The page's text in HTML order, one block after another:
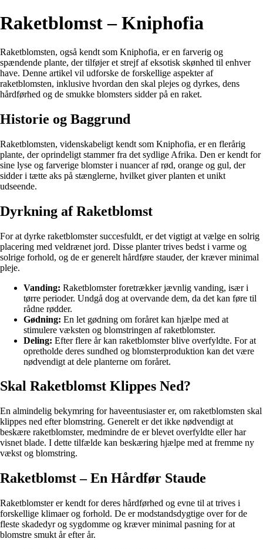
Raketblomst – Kniphofia
Raketblomsten, også kendt som Kniphofia, er en farverig og
spændende plante, der tilføjer et strejf af eksotisk skønhed til enhver
have. Denne artikel vil udforske de forskellige aspekter af
raketblomsten, inklusive hvordan den skal plejes og dyrkes, dens
hårdførhed og de smukke blomsters sidder på en raket.
Historie og Baggrund
Raketblomsten, videnskabeligt kendt som Kniphofia, er en flerårig
plante, der oprindeligt stammer fra det sydlige Afrika. Den er kendt for
sine lyse og farverige blomster i nuancer af rød, orange og gul, der
sidder i tætte aks på stænglerne, hvilket giver planten et unikt
udseende.
Dyrkning af Raketblomst
For at dyrke raketblomster succesfuldt, er det vigtigt at vælge en solrig
placering med veldrænet jord. Disse planter trives bedst i varme og
solrige forhold, og de er generelt hårdføre stauder, der kræver minimal
pleje.
Vanding: Raketblomster foretrækker jævnlig vanding, især i
tørre perioder. Undgå dog at overvande dem, da det kan føre til
rådne rødder.
Gødning: En let gødning om foråret kan hjælpe med at
stimulere væksten og blomstringen af raketblomster.
Deling: Efter flere år kan raketblomster blive overfyldte. For at
opretholde deres sundhed og blomsterproduktion kan det være
nødvendigt at dele planterne om foråret.
Skal Raketblomst Klippes Ned?
En almindelig bekymring for haveentusiaster er, om raketblomsten skal
klippes ned efter blomstring. Generelt er det ikke nødvendigt at
beskære raketblomster, medmindre de er blevet overfyldte eller har
visnet blade. I dette tilfælde kan beskæring hjælpe med at fremme ny
vækst og blomstring.
Raketblomst – En Hårdfør Staude
Raketblomster er kendt for deres hårdførhed og evne til at trives i
forskellige klimaer og forhold. De er modstandsdygtige over for de
fleste skadedyr og sygdomme og kræver minimal pasning for at
blomstre smukt år efter år.